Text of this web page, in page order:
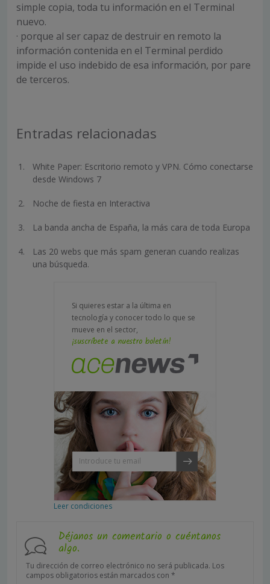
simple copia, toda tu información en el Terminal
nuevo.
· porque al ser capaz de destruir en remoto la
información contenida en el Terminal perdido
impide el uso indebido de esa información, por pare
de terceros.
Entradas relacionadas
White Paper: Escritorio remoto y VPN. Cómo conectarse
desde Windows 7
Noche de fiesta en Interactiva
La banda ancha de España, la más cara de toda Europa
Las 20 webs que más spam generan cuando realizas
una búsqueda.
Si quieres estar a la última en
tecnología y conocer todo lo que se
mueve en el sector,
¡suscríbete a nuestro boletín!
Leer condiciones
Déjanos un comentario o cuéntanos
algo.
Tu dirección de correo electrónico no será publicada. Los
campos obligatorios están marcados con *